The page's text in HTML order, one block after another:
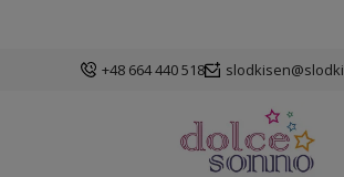
+48 664 440 518